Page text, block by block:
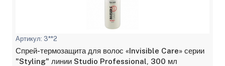
Артикул: 3**2
Спрей-термозащита для волос «Invisible Care» серии
"Styling" линии Studio Professional, 300 мл